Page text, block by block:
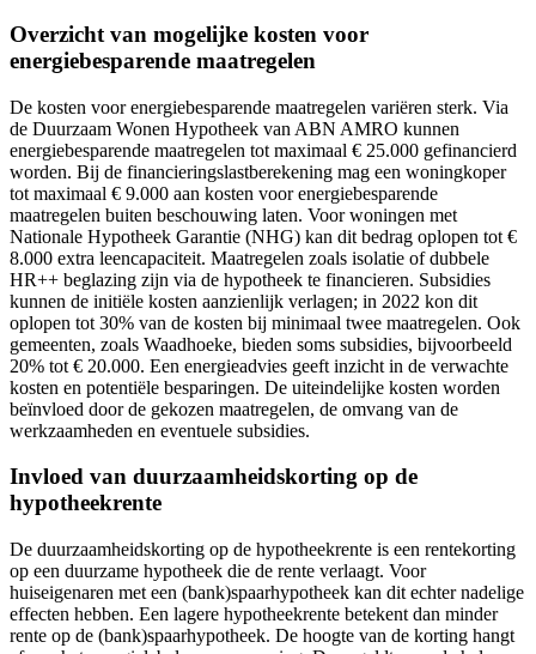
Overzicht van mogelijke kosten voor
energiebesparende maatregelen
De kosten voor energiebesparende maatregelen variëren sterk. Via
de Duurzaam Wonen Hypotheek van ABN AMRO kunnen
energiebesparende maatregelen tot maximaal € 25.000 gefinancierd
worden. Bij de financieringslastberekening mag een woningkoper
tot maximaal € 9.000 aan kosten voor energiebesparende
maatregelen buiten beschouwing laten. Voor woningen met
Nationale Hypotheek Garantie (NHG) kan dit bedrag oplopen tot €
8.000 extra leencapaciteit. Maatregelen zoals isolatie of dubbele
HR++ beglazing zijn via de hypotheek te financieren. Subsidies
kunnen de initiële kosten aanzienlijk verlagen; in 2022 kon dit
oplopen tot 30% van de kosten bij minimaal twee maatregelen. Ook
gemeenten, zoals Waadhoeke, bieden soms subsidies, bijvoorbeeld
20% tot € 20.000. Een energieadvies geeft inzicht in de verwachte
kosten en potentiële besparingen. De uiteindelijke kosten worden
beïnvloed door de gekozen maatregelen, de omvang van de
werkzaamheden en eventuele subsidies.
Invloed van duurzaamheidskorting op de
hypotheekrente
De duurzaamheidskorting op de hypotheekrente is een rentekorting
op een duurzame hypotheek die de rente verlaagt. Voor
huiseigenaren met een (bank)spaarhypotheek kan dit echter nadelige
effecten hebben. Een lagere hypotheekrente betekent dan minder
rente op de (bank)spaarhypotheek. De hoogte van de korting hangt